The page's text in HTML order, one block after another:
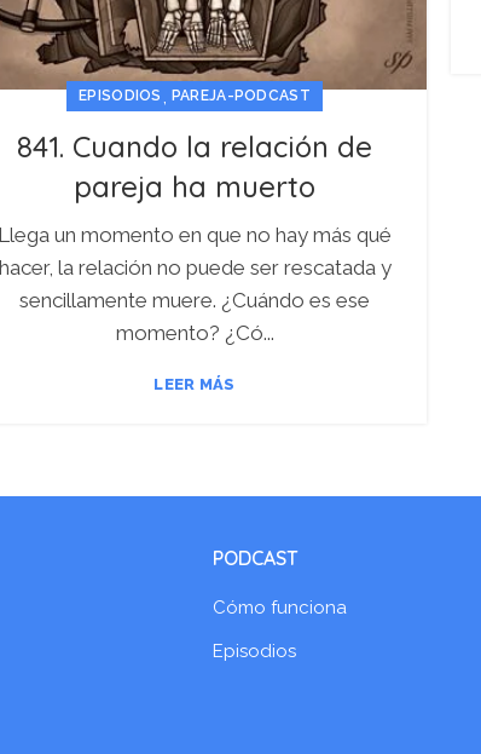
EPISODIOS , PAREJA-PODCAST
841. Cuando la relación de
pareja ha muerto
Llega un momento en que no hay más qué
hacer, la relación no puede ser rescatada y
sencillamente muere. ¿Cuándo es ese
momento? ¿Có...
LEER MÁS
PODCAST
Cómo funciona
Episodios